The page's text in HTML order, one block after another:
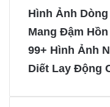
o
o
k
r
e
s
s
n
g
e
n
g
e
Hình Ảnh
Mang Đậm
99+ Hình Ảnh
Diết Lay Động